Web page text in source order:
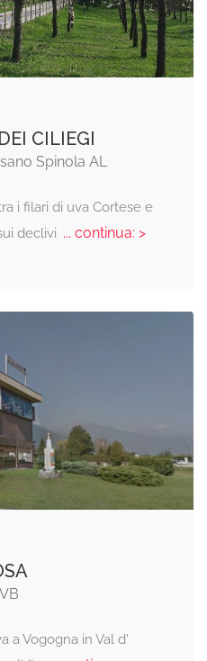
CILIEGI
Spinola AL
i filari di uva Cortese e
declivi ... continua: >
a Vogogna in Val d'